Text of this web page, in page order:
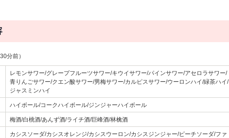
分前）
レモンサワー/グレープフルーツサワー/キウイサワー/パインサワー/アセロラサワー/
青りんごサワー/クエン酸サワー/男梅サワー/カルピスサワー/ウーロンハイ/緑茶ハイ/
ジャスミンハイ
ハイボール/コークハイボール/ジンジャーハイボール
梅酒/白桃酒/あんず酒/ライチ酒/巨峰酒/林檎酒
カシスソーダ/カシスオレンジ/カシスウーロン/カシスジンジャー/ピーチソーダ/ファ